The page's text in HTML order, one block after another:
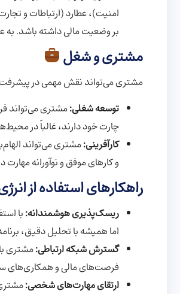
امنیت)، عطارد (ارتباطات و
بر وضعیت مالی داشته باشد. به
مشتری و شغل
مشتری می‌تواند نقش مهمی در
توسعه شغلی:مشتری می‌تواند
چارت خود دارند، غالباً در
کارآفرینی:مشتری می‌تواند
و کارهای موفق و نوآورانه مهارت
راهکارهای استفاده از
ریسک‌پذیری هوشمندانه:با
اما همیشه با تحلیل دقیق،
گسترش شبکه ارتباطی:مشتری
فرصت‌های مالی و همکاری‌های
ارتقای مهارت‌های شخصی: